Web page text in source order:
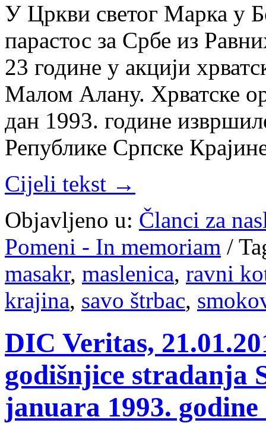
У Цркви светог Марка у
парастос за Србе из
23 године у акцији
Малом Алану. Хрватске
дан 1993. године
Републике Српске
Cijeli tekst →
Objavljeno u: Članci za
Pomeni - In memoriam /
masakr, maslenica, ravni
krajina, savo štrbac,
DIC Veritas,
godišnjice stradanja
januara 1993.